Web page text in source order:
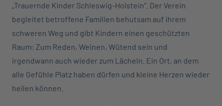
„Trauernde Kinder Schleswig-Holstein“. Der Verein
begleitet betroffene Familien behutsam auf ihrem
schweren Weg und gibt Kindern einen geschützten
Raum: Zum Reden, Weinen, Wütend sein und
irgendwann auch wieder zum Lächeln. Ein Ort, an dem
alle Gefühle Platz haben dürfen und kleine Herzen wieder
heilen können.